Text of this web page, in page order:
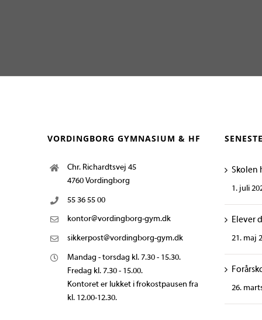
VORDINGBORG GYMNASIUM & HF
Chr. Richardtsvej 45
4760 Vordingborg
55 36 55 00
kontor@vordingborg-gym.dk
sikkerpost@vordingborg-gym.dk
Mandag - torsdag kl. 7.30 - 15.30.
Fredag kl. 7.30 - 15.00.
Kontoret er lukket i frokostpausen fra
kl. 12.00-12.30.
Skolen
1. juli
Elever
21. maj
26.